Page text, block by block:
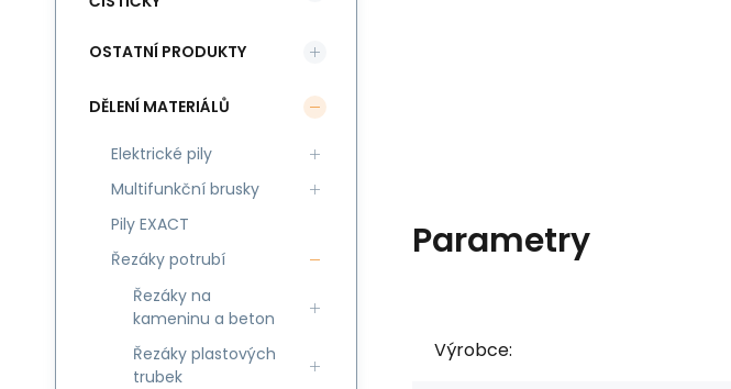
Parametry
Výrobce:
OSTATNÍ PRODUKTY
DĚLENÍ MATERIÁLŮ
Elektrické pily
Multifunkční brusky
Pily EXACT
Řezáky potrubí
Řezáky na
kameninu a beton
Řezáky plastových
trubek